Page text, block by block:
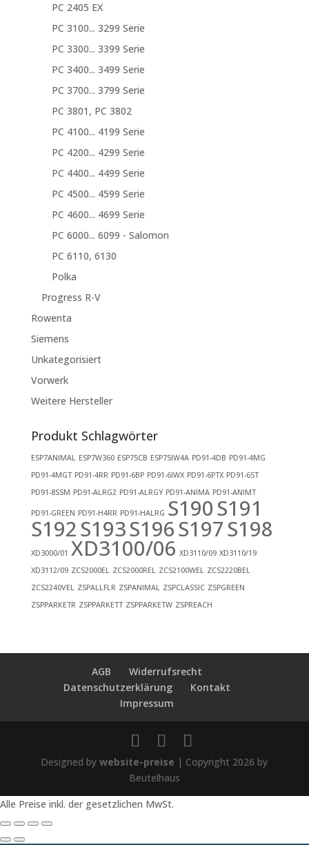
PC 2405 EX
PC 3100... 3299 Serie
PC 3300... 3399 Serie
PC 3400... 3499 Serie
PC 3700... 3799 Serie
PC 3801, PC 3802
PC 4100... 4199 Serie
PC 4200... 4299 Serie
PC 4400... 4499 Serie
PC 4500... 4599 Serie
PC 4600... 4699 Serie
PC 6000... 6099 - Salomon
PC 6110, 6130
Polka
Progress R-V
Rowenta
Siemens
Unkategorisiert
Vorwerk
Weitere Hersteller
Produkt Schlagwörter
ESP7ANIMAL ESP7W360 ESP75CB ESP75IW4A PD91-4DB PD91-4MG
PD91-4MGT PD91-4RR PD91-6BP PD91-6IWX PD91-6PTX PD91-6ST
PD91-8SSM PD91-ALRG2 PD91-ALRGY PD91-ANIMA PD91-ANIMT
PD91-GREEN PD91-H4RR PD91-HALRG S190S191
S192S193S196S197S198
XD3000/01 XD3100/06 XD3110/09 XD3110/19
XD3112/09 ZCS2000EL ZCS2000REL ZCS2100WEL ZCS2220BEL
ZCS2240VEL ZSPALLFLR ZSPANIMAL ZSPCLASSIC ZSPGREEN
ZSPPARKETR ZSPPARKETT ZSPPARKETW ZSPREACH
AGB
Widerrufsrecht
Datenschutzerklärung
Kontakt
Impressum
Designed bywebsite-preise | Copyright 2026 by
Beutelhaus
Alle Preise inkl. der gesetzlichen MwSt.